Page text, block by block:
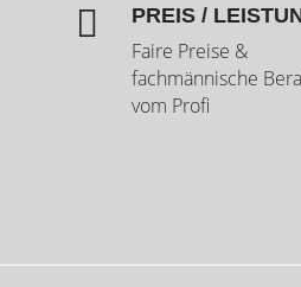
 PREIS /
Faire Preise &
fachmännische
vom Profi